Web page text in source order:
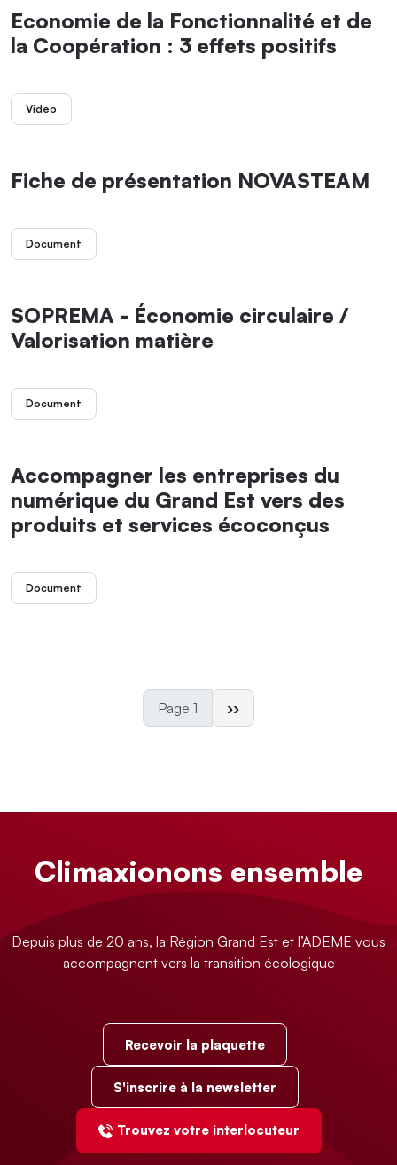
Economie de la Fonctionnalité et de
la Coopération : 3 effets positifs
Vidéo
Fiche de présentation NOVASTEAM
Document
SOPREMA - Économie circulaire /
Valorisation matière
Document
Accompagner les entreprises du
numérique du Grand Est vers des
produits et services écoconçus
Document
Page 1 Page suivante
››
Climaxionons ensemble
Depuis plus de 20 ans, la Région Grand Est et l’ADEME vous
accompagnent vers la transition écologique
Recevoir la plaquette
S'inscrire à la newsletter
Trouvez votre interlocuteur